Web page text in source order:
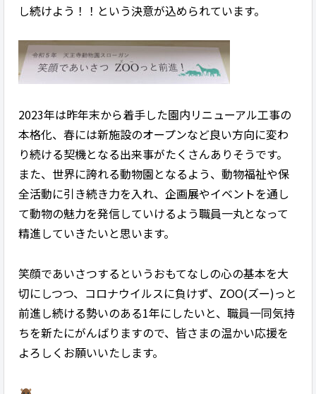
し続けよう！！という決意が込められています。
2023年は昨年末から着手した園内リニューアル工事の
本格化、春には新施設のオープンなど良い方向に変わ
り続ける契機となる出来事がたくさんありそうです。
また、世界に誇れる動物園となるよう、動物福祉や保
全活動に引き続き力を入れ、企画展やイベントを通し
て動物の魅力を発信していけるよう職員一丸となって
精進していきたいと思います。
笑顔であいさつするというおもてなしの心の基本を大
切にしつつ、コロナウイルスに負けず、ZOO(ズー)っと
前進し続ける勢いのある1年にしたいと、職員一同気持
ちを新たにがんばりますので、皆さまの温かい応援を
よろしくお願いいたします。